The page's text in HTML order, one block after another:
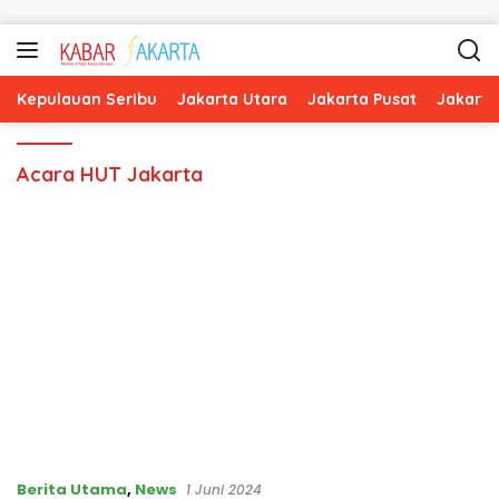
Kepulauan Seribu Jakarta Utara Jakarta Pusat
Acara HUT Jakarta
Berita Utama, News 1 Juni 2024